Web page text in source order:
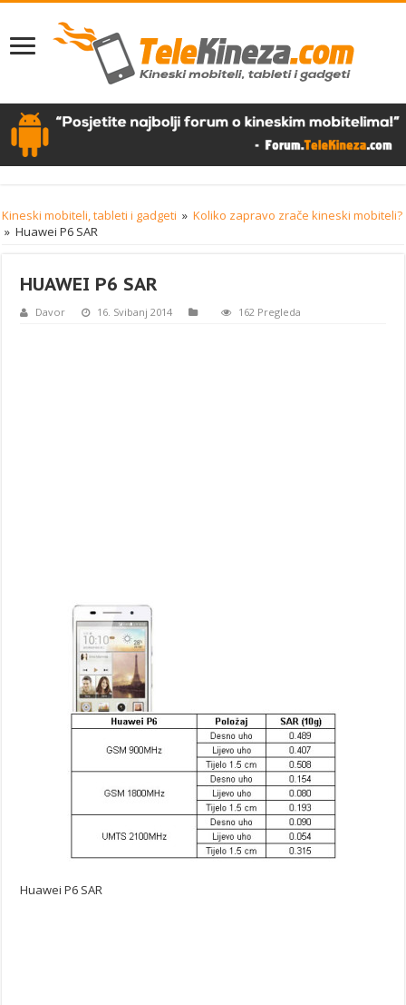
Kineski mobiteli, tableti i gadgeti » Koliko zapravo zrače kineski mobiteli?
» Huawei P6 SAR
HUAWEI P6 SAR
Davor 16. Svibanj 2014 162 Pregleda
Huawei P6 SAR